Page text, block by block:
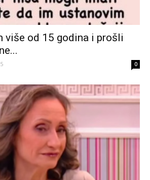
više od 15 godina i prošli
0